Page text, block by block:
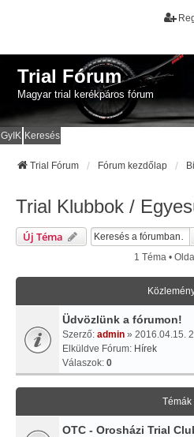
Trial Fórum
Magyar trial kerékpáros fórum
GyIK Keresés
Trial Fórum Fórum kezdőlap
Trial Klubbok /
Új Téma
1 Téma •
Üdvözlünk a fórumon!
Szerző: admin » 2016.04.15.
Elküldve Fórum: Hírek
Válaszok: 0
Témák
OTC - Orosházi Trial